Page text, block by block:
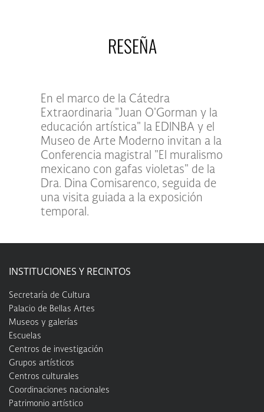
RESEÑA
En el marco de la Cátedra
Extraordinaria "Juan O'Gorman y la
educación artística" la EDINBA y el
Museo de Arte Moderno invitan a la
Conferencia magistral "El muralismo
mexicano con gafas violetas" de la
Dra. Dina Comisarenco, seguida de
una visita guiada a la exposición
temporal.
INSTITUCIONES Y RECINTOS
Secretaría de Cultura
Palacio de Bellas Artes
Museos y galerías
Escuelas
Centros de investigación
Grupos artísticos
Centros culturales
Coordinaciones nacionales
Patrimonio artístico